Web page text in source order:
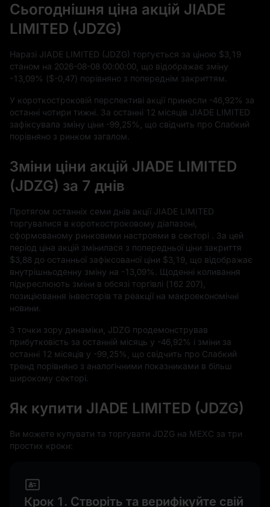
Сьогоднішня ціна акцій JIADE
LIMITED (JDZG)
Наразі JIADE LIMITED (JDZG) торгується за ціною $3,19
станом на 2026-08-08 00:00:00 , що відображає зміну
-13,09% ($-0,47) порівняно з попереднім закриттям.
У короткостроковій перспективі акції принесли -46,92% за
останні чотири тижні. За останні 12 місяців JIADE LIMITED
зафіксувала зміну ціни -99,25%
, що свідчить про Слабкий
порівняно з ринком загалом.
Зміни ціни акцій JIADE LIMITED
(JDZG) за 7 днів
Протягом останніх семи днів акції JIADE LIMITED
торгувалися в короткостроковому діапазоні,
сформованому ринковими настроями в секторі . За цей
період ціна акцій змінилася з попередньої ціни закриття
$3,88 до останньої зафіксованої ціни $3,19, що відображає
внутрішньоденну зміну на -13,09%
. Щоденні коливання
підкреслюють зміни в обсязі торгівлі (162 207),
позиціювання інвесторів та реакції на макроекономічні
новини.
З точки зору динаміки, JDZG продемонстрував
прибутковість за останній місяць у -46,92% і зміни за
останні 12 місяців у -99,25%
, що свідчить про Слабкий
тренд порівняно з аналогічними показниками в більш
широкому секторі.
Як купити JIADE LIMITED (JDZG)
Ви можете купувати та торгувати JDZG на MEXC за три
простих кроки:
Крок 1. Створіть та верифікуйте свій